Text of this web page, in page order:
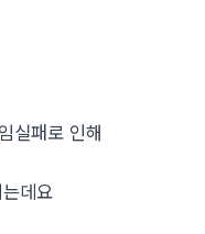
실패로 인해
데요